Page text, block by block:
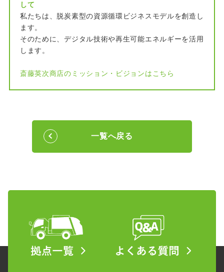
して
私たちは、脱炭素型の資源循環ビジネスモデルを創造し
ます。
そのために、デジタル技術や再生可能エネルギーを活用
します。
斎藤英次商店のミッション・ビジョンはこちら
一覧へ戻る